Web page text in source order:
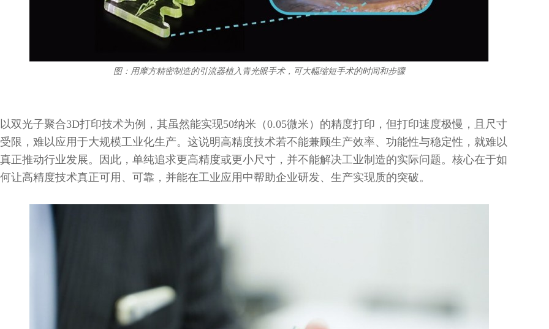
图：用摩方精密制造的引流器植入青光眼手术，可大幅缩短手术的时间和步骤
以双光子聚合3D打印技术为例，其虽然能实现50纳米（0.05微米）的精度打印，但打印速度极慢，且尺寸
受限，难以应用于大规模工业化生产。这说明高精度技术若不能兼顾生产效率、功能性与稳定性，就难以
真正推动行业发展。因此，单纯追求更高精度或更小尺寸，并不能解决工业制造的实际问题。核心在于如
何让高精度技术真正可用、可靠，并能在工业应用中帮助企业研发、生产实现质的突破。